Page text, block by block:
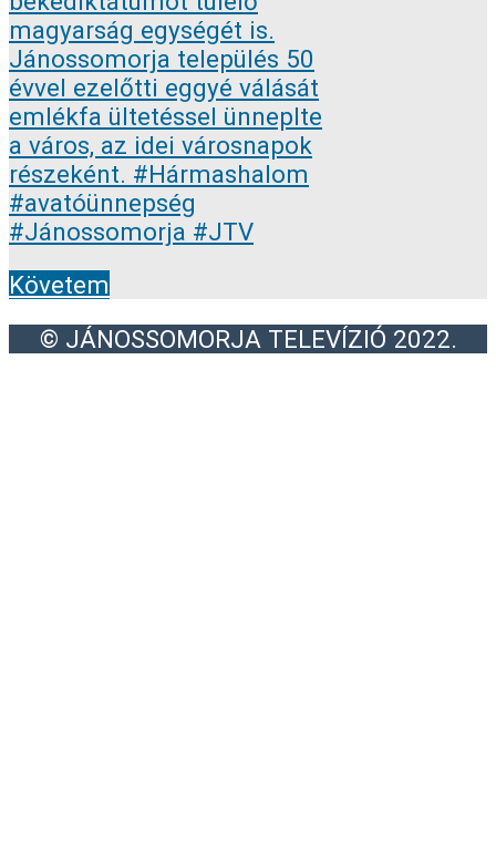
Követem
© JÁNOSSOMORJA TELEVÍZIÓ 2022.